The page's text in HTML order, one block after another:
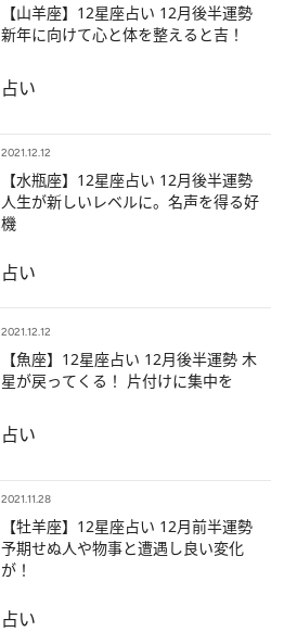
【山羊座】12星座占い 12月後半運勢
新年に向けて心と体を整えると吉！
占い
2021.12.12
【水瓶座】12星座占い 12月後半運勢
人生が新しいレベルに。名声を得る好
機
占い
2021.12.12
【魚座】12星座占い 12月後半運勢 木
星が戻ってくる！ 片付けに集中を
占い
2021.11.28
【牡羊座】12星座占い 12月前半運勢
予期せぬ人や物事と遭遇し良い変化
が！
占い